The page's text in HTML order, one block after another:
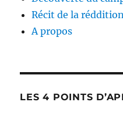
Récit de la
A propos
LES 4 POINTS